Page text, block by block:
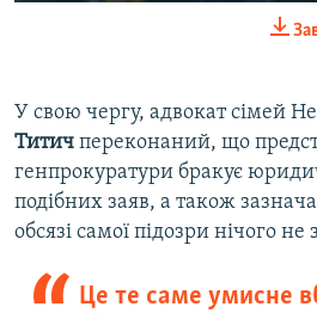
У свою чергу, адвокат сімей
Титич переконаний, що
генпрокуратури бракує
подібних заяв, а також
обсязі самої підозри нічого не
Це те саме умисне